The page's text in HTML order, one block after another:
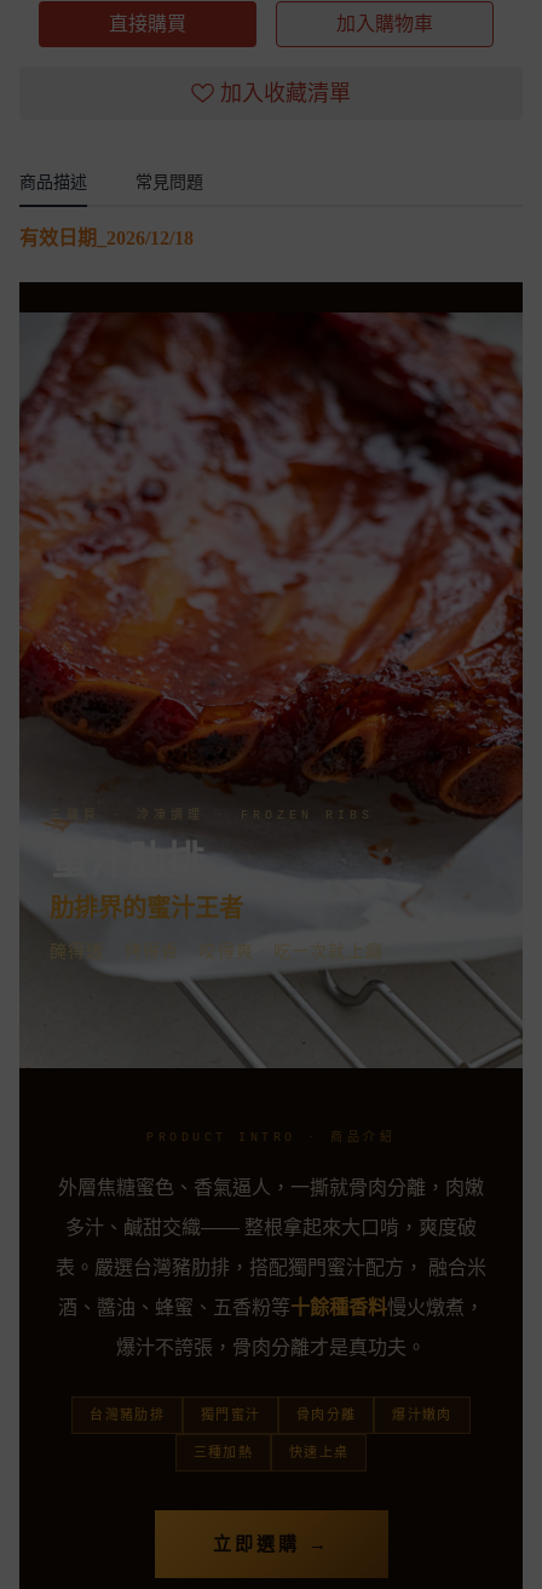
直接購買 加入購物車
加入收藏清單
商品描述 常見問題
有效日期_2026/12/18
三聲買 · 冷凍調理 · FROZEN RIBS
蜜汁肋排
肋排界的蜜汁王者
醃得透 · 烤得香 · 咬得爽 · 吃一次就上癮
PRODUCT INTRO · 商品介紹
外層焦糖蜜色、香氣逼人，一撕就骨肉分離，肉嫩
多汁、鹹甜交織—— 整根拿起來大口啃，爽度破
表。嚴選台灣豬肋排，搭配獨門蜜汁配方， 融合米
酒、醬油、蜂蜜、五香粉等十餘種香料慢火燉煮，
爆汁不誇張，骨肉分離才是真功夫。
台灣豬肋排 獨門蜜汁 骨肉分離 爆汁嫩肉
三種加熱 快速上桌
立即選購 →